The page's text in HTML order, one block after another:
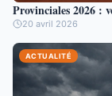
Provinciales 2026 :
20 avril 2026
ACTUALITÉ